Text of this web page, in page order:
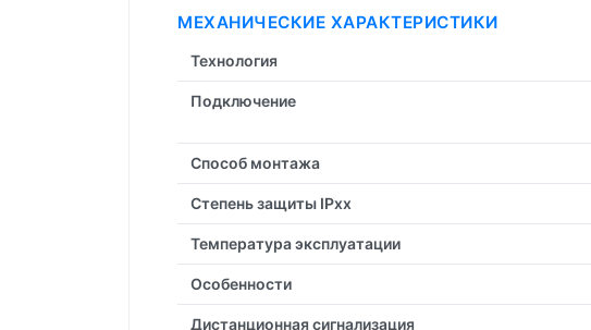
МЕХАНИЧЕСКИЕ ХАРАКТЕРИСТИКИ
Технология
Подключение
Способ монтажа
Степень защиты IPxx
Температура эксплуатации
Особенности
Дистанционная cигнализация